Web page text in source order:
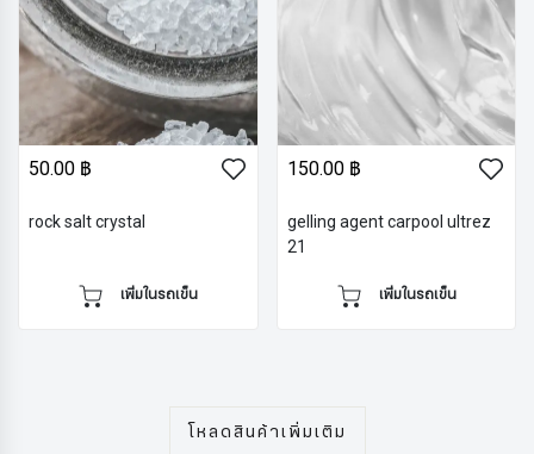
50.00 ฿
rock salt crystal
เพิ่มในรถเข็น
150.00 ฿
gelling agent carpool ultrez
21
เพิ่มในรถเข็น
โหลดสินค้าเพิ่มเติม